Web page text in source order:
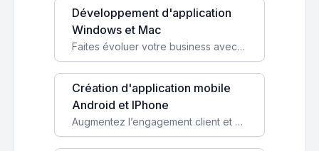
Développement d'application
Windows et Mac
Faites évoluer votre business avec des solutions logicielles personnalisées, parfaitement adaptées à vos besoins spécifiques.
Création d'application mobile
Android et IPhone
Augmentez l’engagement client et simplifiez vos processus avec une application mobile sur mesure, disponible sur iOS et Android.